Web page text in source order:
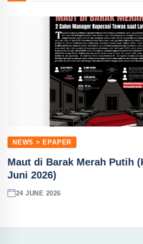
NEWS > EPAPER
Maut di Barak Merah Putih
Juni 2026)
24 JUNE 2026